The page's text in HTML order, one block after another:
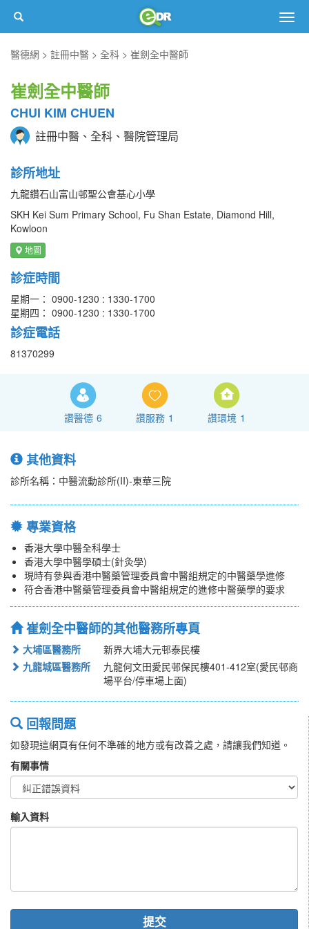
醫德網
註冊中醫 全科 崔劍全中醫師
崔劍全中醫師
CHUI KIM CHUEN
註冊中醫、全科、醫院管理局
診所地址
九龍鑽石山富山邨聖公會基心小學
SKH Kei Sum Primary School, Fu Shan Estate, Diamond Hill,
Kowloon
地圖
診症時間
星期一： 0900-1230 : 1330-1700
星期四： 0900-1230 : 1330-1700
診症電話
81370299
讚醫德 6 讚服務 1 讚環境 1
其他資料
診所名稱：中醫流動診所(II)-東華三院
專業資格
香港大學中醫全科學士
香港大學中醫學碩士(針灸學)
現時有參與香港中醫藥管理委員會中醫組規定的中醫藥學進修
符合香港中醫藥管理委員會中醫組規定的進修中醫藥學的要求
崔劍全中醫師的其他醫務所專頁
大埔區醫務所
新界大埔大元邨泰民樓
九龍城區醫務所
九龍何文田愛民邨保民樓401-412室(愛民邨商
場平台/停車場上面)
回報問題
如發現這網頁有任何不準確的地方或有改善之處，請讓我們知道。
有關事情
輸入資料
提交